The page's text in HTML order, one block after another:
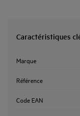
Caractéristiques
Marque
Référence
Code EAN